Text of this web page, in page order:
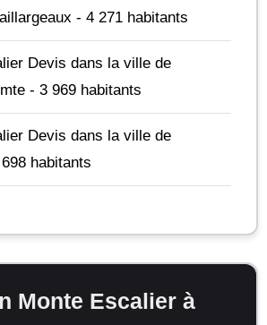
- 4 271 habitants
Devis dans la ville de
- 3 969 habitants
Devis dans la ville de
habitants
Monte Escalier à